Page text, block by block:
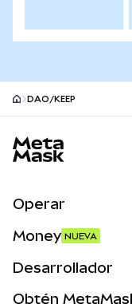
DAO/KEEP
Operar
Money NUEVA
Desarrollador
Obtén